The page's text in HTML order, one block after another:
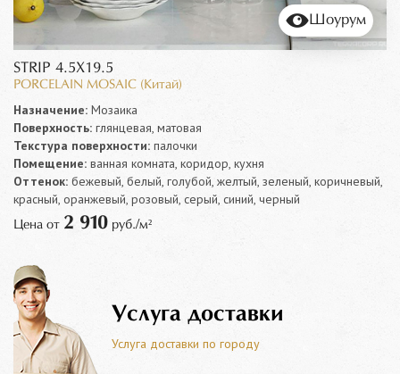
Шоурум
STRIP 4.5X19.5
PORCELAIN MOSAIC (Китай)
Назначение: Мозаика
Поверхность: глянцевая, матовая
Текстура поверхности: палочки
Помещение: ванная комната, коридор, кухня
Оттенок: бежевый, белый, голубой, желтый, зеленый, коричневый,
красный, оранжевый, розовый, серый, синий, черный
Цена от 2 910 руб./м²
Услуга доставки
Услуга доставки по городу